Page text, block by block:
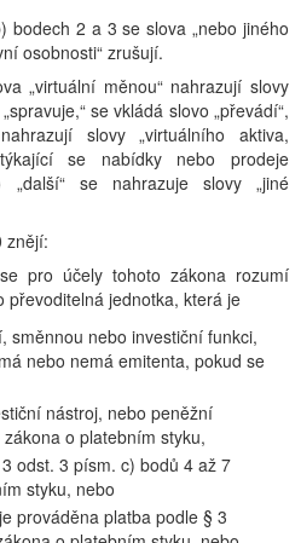
bodech 2 a 3 se slova „nebo jiného
osobnosti“ zrušují.
„virtuální měnou“ nahrazují slovy
se vkládá slovo „převádí“,
slovy „virtuálního aktiva,
se nabídky nebo prodeje
„další“ se nahrazuje slovy „jiné
znějí:
pro účely tohoto zákona rozumí
převoditelná jednotka, která je
směnnou nebo investiční funkci,
nebo nemá emitenta, pokud se
nástroj, nebo peněžní
o platebním styku,
odst. 3 písm. c) bodů 4 až 7
styku, nebo
prováděna platba podle § 3